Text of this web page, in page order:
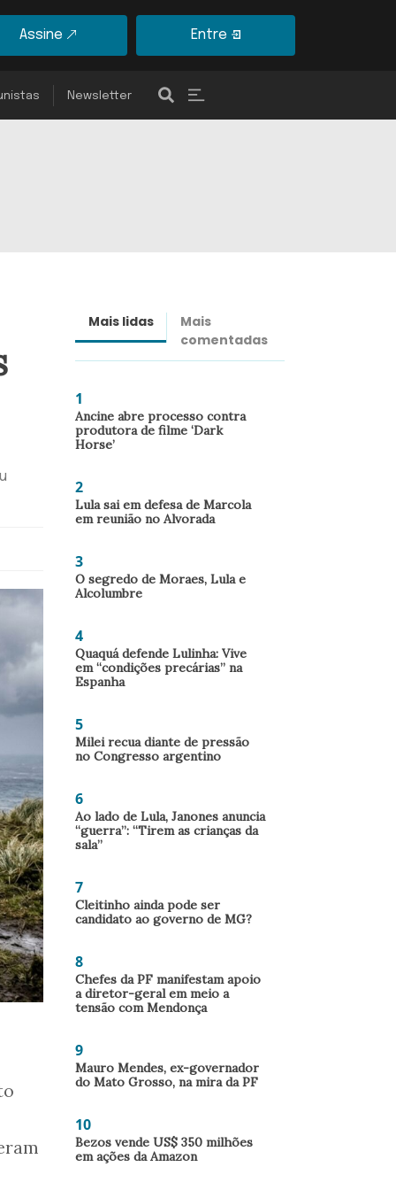
Assine Entre
Newsletter
Mais lidas
Mais
comentadas
1
Ancine abre processo contra
produtora de filme ‘Dark
Horse’
2
Lula sai em defesa de Marcola
em reunião no Alvorada
3
O segredo de Moraes, Lula e
Alcolumbre
4
Quaquá defende Lulinha: Vive
em “condições precárias” na
Espanha
5
Milei recua diante de pressão
no Congresso argentino
6
Ao lado de Lula, Janones anuncia
“guerra”: “Tirem as crianças da
sala”
7
Cleitinho ainda pode ser
candidato ao governo de MG?
8
Chefes da PF manifestam apoio
a diretor-geral em meio a
tensão com Mendonça
9
Mauro Mendes, ex-governador
do Mato Grosso, na mira da PF
10
Bezos vende US$ 350 milhões
em ações da Amazon